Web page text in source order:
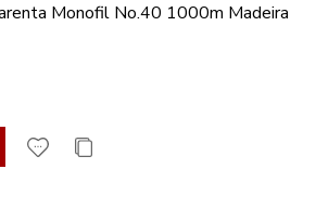
Monofil No.40 1000m Madeira